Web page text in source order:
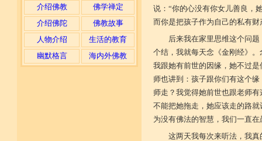
介绍佛教
佛学禅定
介绍佛陀
佛教故事
人物介绍
生活的教育
幽默格言
海内外佛教
说：“你的心没有你女儿善良，
而你是把孩子作为自己的私有财
后来我在家里思维这个问
个结，我就每天念《金刚经》
我跟她有前世的因缘，她不过
师也讲到：孩子跟你们有这个
师走？我觉得她前世也跟老师
不能把她拖走，她应该走的路
为没有佛法的智慧，我们一直
这两天我每次来听法，我